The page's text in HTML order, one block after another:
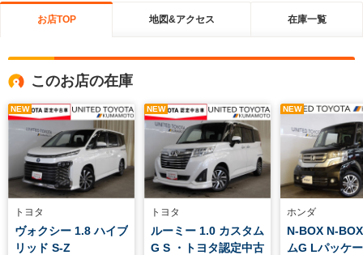
お店TOP 地図&アクセス 在庫一覧
このお店の在庫
NEW
トヨタ
ヴォクシー 1.8 ハイブ
リッド S-Z
NEW
トヨタ
ルーミー 1.0 カスタム
G S ・トヨタ認定中古
NEW
ホンダ
N-BOX N-
ムG Lパッケ